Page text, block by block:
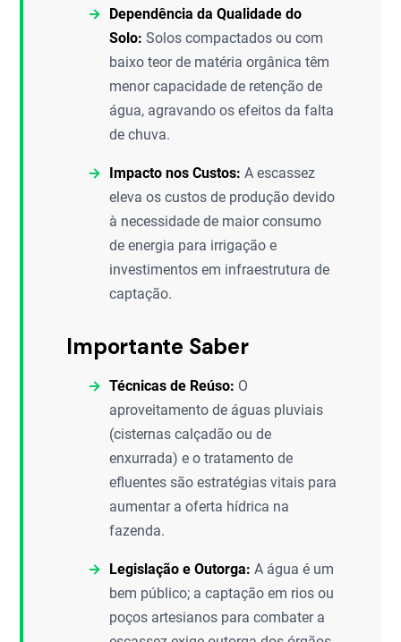
Dependência da Qualidade do
Solo: Solos compactados ou com
baixo teor de matéria orgânica têm
menor capacidade de retenção de
água, agravando os efeitos da falta
de chuva.
Impacto nos Custos: A escassez
eleva os custos de produção devido
à necessidade de maior consumo
de energia para irrigação e
investimentos em infraestrutura de
captação.
Importante Saber
Técnicas de Reúso: O
aproveitamento de águas pluviais
(cisternas calçadão ou de
enxurrada) e o tratamento de
efluentes são estratégias vitais para
aumentar a oferta hídrica na
fazenda.
Legislação e Outorga: A água é um
bem público; a captação em rios ou
poços artesianos para combater a